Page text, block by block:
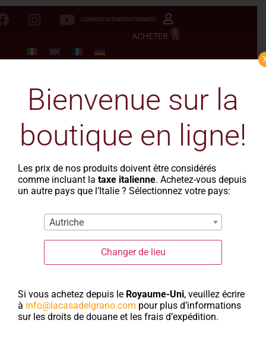
CONNEXION/ENREGISTREMENT
ACHETER 0
Bienvenue sur la
boutique en ligne!
Les prix de nos produits doivent être considérés
comme incluant lataxe italienne. Achetez-vous depuis
un autre pays que l’Italie ? Sélectionnez votre pays:
Autriche
Changer de lieu
Si vous achetez depuis le Royaume-Uni, veuillez écrire
à info@lacasadelgrano.com pour plus d’informations
sur les droits de douane et les frais d’expédition.